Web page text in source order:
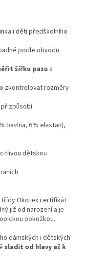
i děti předškolního
podle obvodu
šířku pasu a
zkontrolovat rozměry
přizpůsobí
bavlna, 6% elastan),
dětskou
třídy Ökotex certifikát
již od narození a je
pokožkou.
dámských i dětských
sladit od hlavy až k